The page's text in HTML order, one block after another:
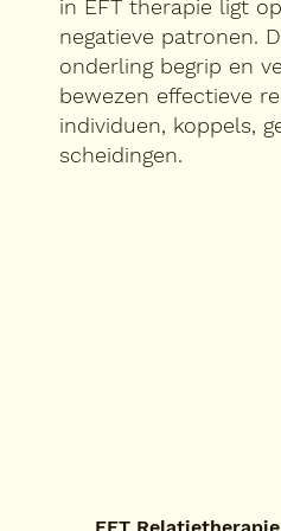
in EFT therapie ligt
negatieve patronen.
onderling begrip en
bewezen effectieve
individuen, koppels,
scheidingen.